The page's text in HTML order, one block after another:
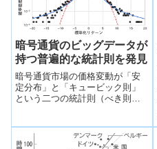
暗号通貨のビッグデータが
持つ普遍的な統計則を発見
暗号通貨市場の価格変動が「安
定分布」と「キュービック則」
という二つの統計則（べき則）